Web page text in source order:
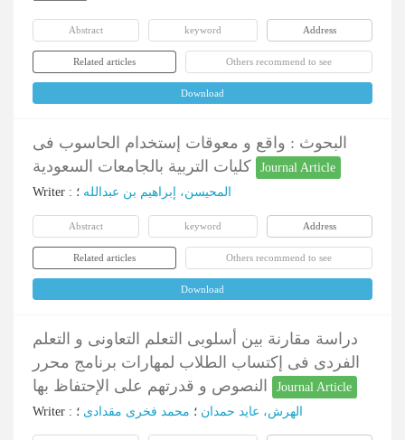
Abstract keyword Address
Related articles Others recommend to see
Download
البحوث : واقع و معوقات إستخدام الحاسوب فی
Journal Article
Writer : المحیسن، إبراهیم بن عبدالله ؛
Abstract keyword Address
Related articles Others recommend to see
Download
دراسة مقارنة بین أسلوبی التعلم التعاونی و التعلم
الفردی فی إکتساب الطلاب لمهارات برنامج محرر
Journal Article
Writer : الهرش، عاید حمدان ؛ محمد فخری مقدادی ؛